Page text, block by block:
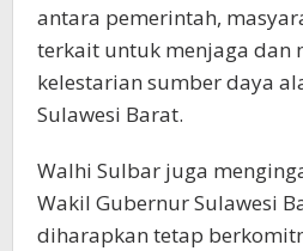
antara pemerintah,
terkait untuk menjaga dan
kelestarian sumber daya
Sulawesi Barat.
Walhi Sulbar juga
Wakil Gubernur Sulawesi
diharapkan tetap